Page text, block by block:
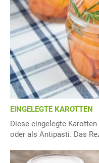
EINGELEGTE KAROTTEN
Diese eingelegte
oder als Antipasti. Das